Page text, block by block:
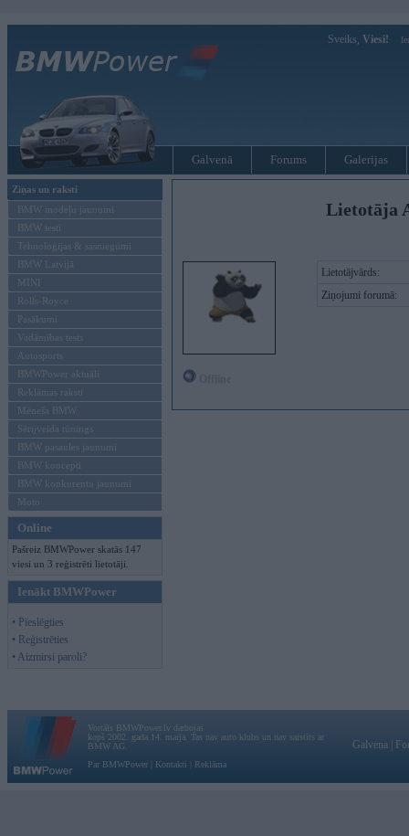
Sveiks, Viesi!
Galvenā Forums Galerijas
Ziņas un raksti
BMW modeļu jaunumi
BMW testi
Tehnoloģijas & sasniegumi
BMW Latvijā
MINI
Rolls-Royce
Pasākumi
Vadāmības tests
Autosports
BMWPower aktuāli
Reklāmas raksti
Mēneša BMW
Sērijveida tūnings
BMW pasaules jaunumi
BMW koncepti
BMW konkurentu jaunumi
Moto
Online
Pašreiz BMWPower skatās 147
viesi un 3 reģistrēti lietotāji.
Ienākt BMWPower
• Pieslēgties
• Reģistrēties
• Aizmirsi paroli?
Lietotāja
Lietotājvārds:
Ziņojumi forumā:
Vortāls BMWPower.lv darbojas
kopš 2002. gada 14. maija. Tas nav auto klubs un nav saistīts ar
BMW AG.
Par BMWPower
Kontakti Reklāma
Galvena